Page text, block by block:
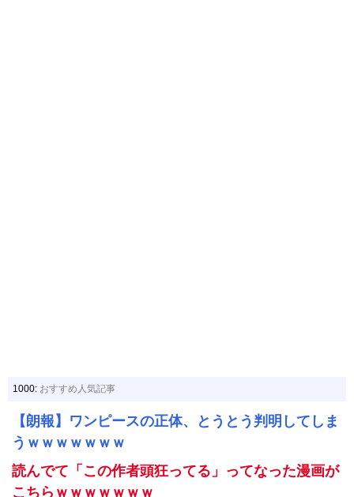
1000: おすすめ人気記事
【朗報】ワンピースの正体、とうとう判明してしま
うｗｗｗｗｗｗｗ
読んでて「この作者頭狂ってる」ってなった漫画が
こちらｗｗｗｗｗｗｗ